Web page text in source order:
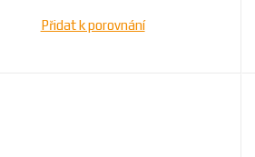
Přidat k porovnání